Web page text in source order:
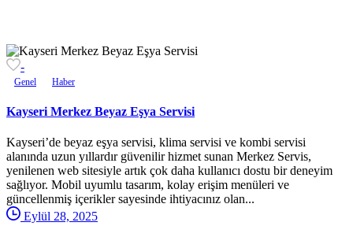
-
Genel Haber
Kayseri Merkez Beyaz Eşya Servisi
Kayseri’de beyaz eşya servisi, klima servisi ve kombi servisi
alanında uzun yıllardır güvenilir hizmet sunan Merkez Servis,
yenilenen web sitesiyle artık çok daha kullanıcı dostu bir deneyim
sağlıyor. Mobil uyumlu tasarım, kolay erişim menüleri ve
güncellenmiş içerikler sayesinde ihtiyacınız olan...
Eylül 28, 2025